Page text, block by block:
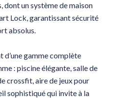
un système de maison
Lock, garantissant sécurité
absolus.
gamme complète
: piscine élégante, salle de
crossfit, aire de jeux pour
sophistiqué qui invite à la